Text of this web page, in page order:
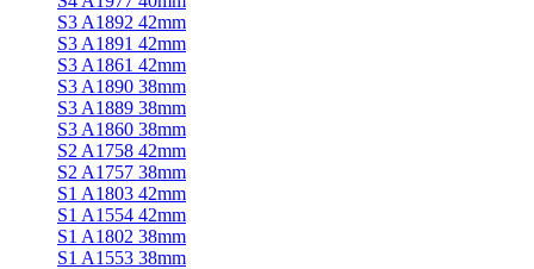
S3 A1892 42mm
S3 A1891 42mm
S3 A1861 42mm
S3 A1890 38mm
S3 A1889 38mm
S3 A1860 38mm
S2 A1758 42mm
S2 A1757 38mm
S1 A1803 42mm
S1 A1554 42mm
S1 A1802 38mm
S1 A1553 38mm